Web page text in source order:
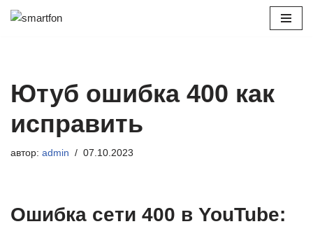
Ютуб ошибка 400 как
исправить
автор: admin 07.10.2023
Ошибка сети 400 в YouTube: